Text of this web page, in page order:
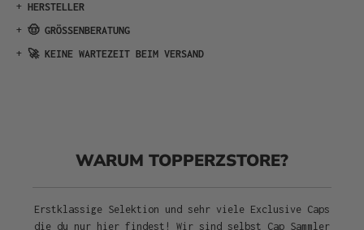
+ HERSTELLER
+ 🤠 GRÖSSENBERATUNG
+ 🚀 KEINE WARTEZEIT BEIM VERSAND
WARUM TOPPERZSTORE?
Erstklassige Selektion und sehr viele Exclusive Caps
die du nur hier findest! Wir sind selbst Cap Sammler